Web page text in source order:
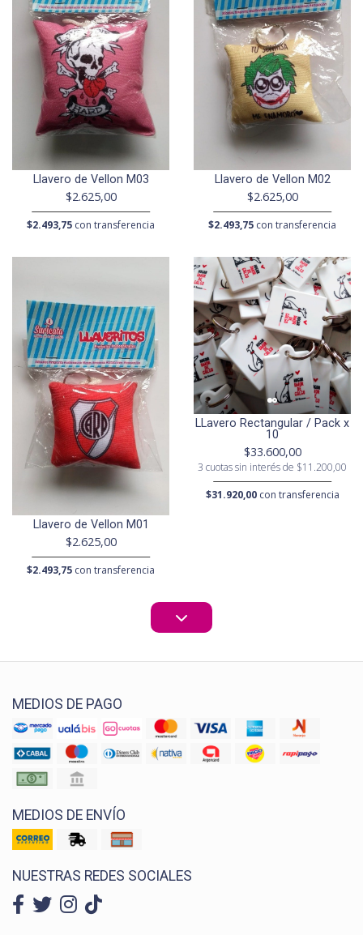
Llavero de Vellon M03
$2.625,00
$2.493,75 con transferencia
Llavero de Vellon M02
$2.625,00
$2.493,75 con transferencia
Llavero de Vellon M01
$2.625,00
$2.493,75 con transferencia
LLavero Rectangular / Pack x
10
$33.600,00
3 cuotas sin interés de $11.200,00
$31.920,00con transferencia
MEDIOS DE PAGO
MEDIOS DE ENVÍO
NUESTRAS REDES SOCIALES